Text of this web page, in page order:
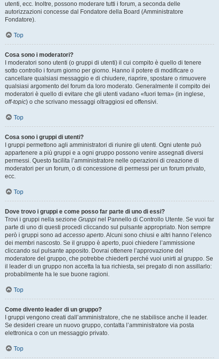
utenti, ecc. Inoltre, possono moderare tutti i forum, a seconda delle
autorizzazioni concesse dal Fondatore della Board (Amministratore
Fondatore).
Top
Cosa sono i moderatori?
I moderatori sono utenti (o gruppi di utenti) il cui compito è quello di tenere
sotto controllo i forum giorno per giorno. Hanno il potere di modificare o
cancellare qualsiasi messaggio e di chiudere, riaprire, spostare o rimuovere
qualsiasi argomento del forum da loro moderato. Generalmente il compito dei
moderatori è quello di evitare che gli utenti vadano «fuori tema» (in inglese,
off-topic) o che scrivano messaggi oltraggiosi ed offensivi.
Top
Cosa sono i gruppi di utenti?
I gruppi permettono agli amministratori di riunire gli utenti. Ogni utente può
appartenere a più gruppi e a ogni gruppo possono venire assegnati diversi
permessi. Questo facilita l’amministratore nelle operazioni di creazione di
moderatori per un forum, o di concessione di permessi per un forum privato,
ecc.
Top
Dove trovo i gruppi e come posso far parte di uno di essi?
Trovi i gruppi nella sezione Gruppi nel Pannello di Controllo Utente. Se vuoi far
parte di uno di questi procedi cliccando sul pulsante appropriato. Non sempre
però i gruppi sono ad accesso aperto. Alcuni sono chiusi e altri hanno l’elenco
dei membri nascosto. Se il gruppo è aperto, puoi chiedere l’ammissione
cliccando sul pulsante apposito. Dovrai ottenere l’approvazione del
moderatore del gruppo, che potrebbe chiederti perché vuoi unirti al gruppo. Se
il leader di un gruppo non accetta la tua richiesta, sei pregato di non assillarlo:
probabilmente ha le sue buone ragioni.
Top
Come divento leader di un gruppo?
I gruppi vengono creati dall’amministratore, che ne stabilisce anche il leader.
Se desideri creare un nuovo gruppo, contatta l’amministratore via posta
elettronica o con un messaggio privato.
Top